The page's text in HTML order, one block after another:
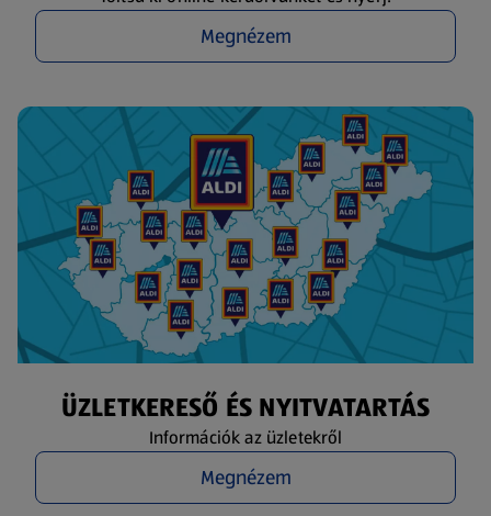
Megnézem
ÜZLETKERESŐ ÉS NYITVATARTÁS
Információk az üzletekről
Megnézem